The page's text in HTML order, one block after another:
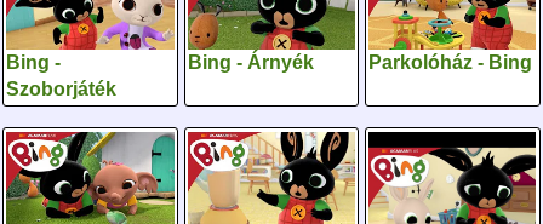
Bing -
Szoborjáték
Bing - Árnyék Parkolóház - Bing